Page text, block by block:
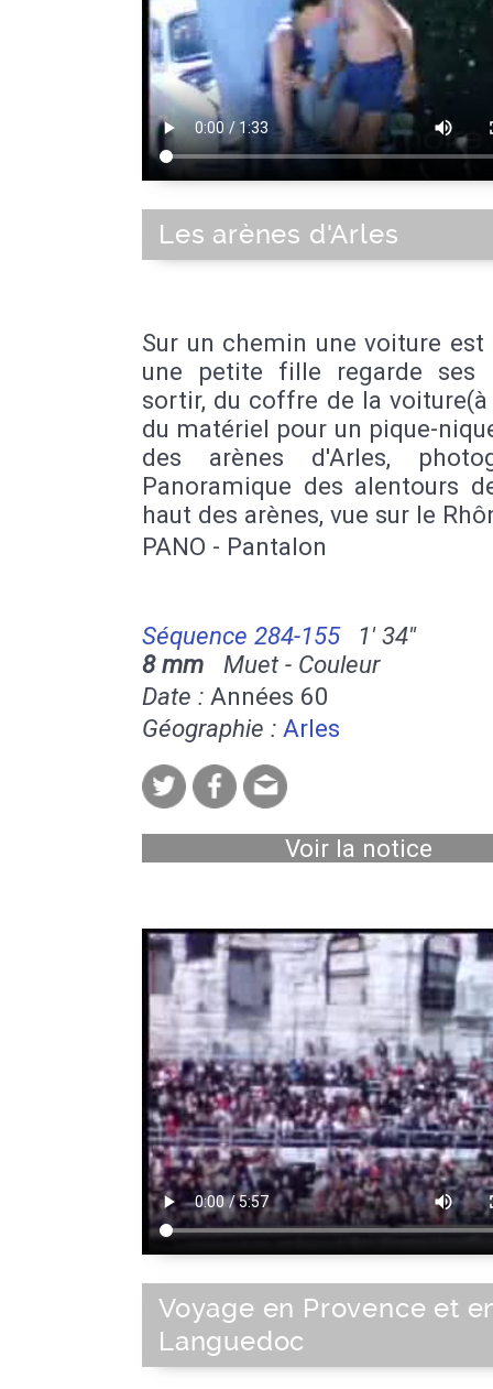
Les arènes d'Arles
Sur un chemin une voiture est
une petite fille regarde ses
sortir, du coffre de la voiture(à
du matériel pour un pique-
des arènes d'Arles,
Panoramique des alentours
haut des arènes, vue sur le
PANO - Pantalon
Séquence 284-155
1' 34''
8 mm Muet - Couleur
Date : Années 60
Géographie : Arles
Voir la notice
Voyage en Provence et
Languedoc